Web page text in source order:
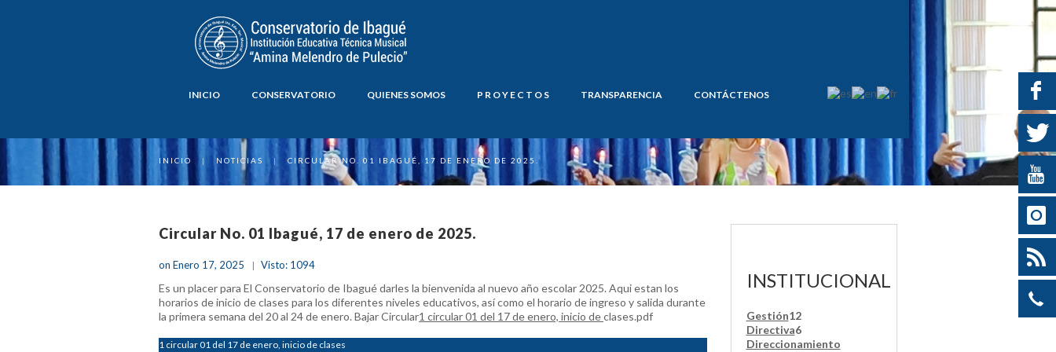
INICIO CONSERVATORIO QUIENES SOMOS P R O Y E C T O S TRANSPARENCIA CONTÁCTENOS
INICIO | NOTICIAS | CIRCULAR NO. 01 IBAGUÉ, 17 DE ENERO DE 2025.
Circular No. 01 Ibagué, 17 de enero de 2025.
on Enero 17, 2025 Visto: 1094
Es un placer para El Conservatorio de Ibagué darles la bienvenida al nuevo año escolar 2025. Aqui estan los
horarios de inicio de clases para los diferentes niveles educativos, así como el horario de ingreso y salida durante
la primera semana del 20 al 24 de enero. Bajar Circular1 circular 01 del 17 de enero, inicio declases.pdf
1 circular 01 del 17 de enero, inicio de clases
INSTITUCIONAL
Gestión12
Directiva6
Direccionamiento